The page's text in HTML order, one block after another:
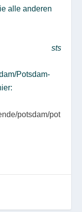
alle anderen
sts
Potsdam-
potsdam/pot